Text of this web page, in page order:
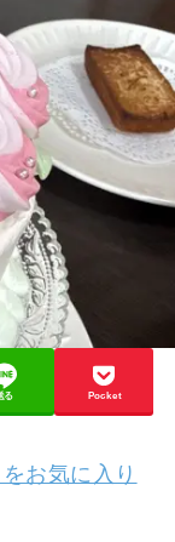
る Pocket
お気に入り